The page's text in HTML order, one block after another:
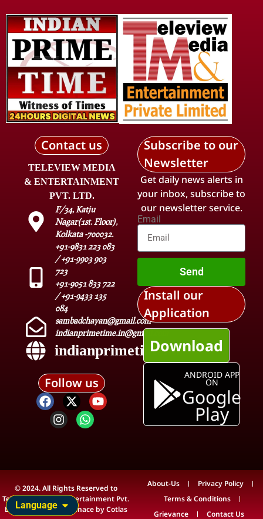
Language
Contact us
TELEVIEW MEDIA
& ENTERTAINMENT
PVT. LTD.
F/34, Katju
Nagar(1st. Floor),
Kolkata -700032.
+91-9831 223 083
/ +91-9903 903
723
+91-9051 833 722
/ +91-9433 135
084
sambadchayan@gmail.com
indianprimetime.in@gmail.com
indianprimetime.in
Follow us
Subscribe to our
Newsletter
Get daily news alerts in
your inbox, subscribe to
our newsletter service.
Email
Send
Install our
Application
Download
ANDROID APP
ON
Google
Play
© 2024. All Rights Reserved to
Teleview Media & Entertainment Pvt.
Ltd. Technical Maintenace byCotlas
About-Us
Privacy Policy
Terms & Conditions
Grievance
Contact Us